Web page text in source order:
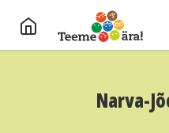
Narva-